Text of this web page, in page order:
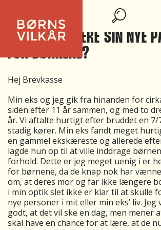
HVORNÅR ER DET OPLAGTE
AT INTRODUCERE SIN NYE
FOR BØRNENE?
Hej Brevkasse
Min eks og jeg gik fra hinanden for
siden efter 11 år sammen, og med to
år. Vi aftalte hurtigt efter bruddet en 7/
stadig kører. Min eks fandt meget
en gammel ekskæreste og allerede
lagde hun op til at ville inddrage
forhold. Dette er jeg meget uenig i er
for børnene, da de knap nok har
om, at deres mor og far ikke længere
i min optik slet ikke er klar til at skulle
nye personer i mit eller min eks’ liv.
godt, at det vil ske en dag, men mener
skal have en chance for at lære, at de